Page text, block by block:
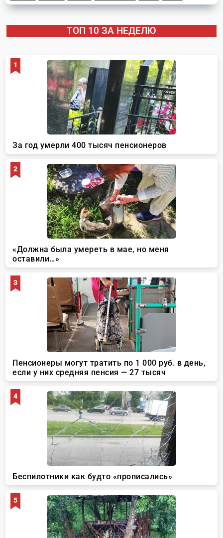
ТОП 10 ЗА НЕДЕЛЮ